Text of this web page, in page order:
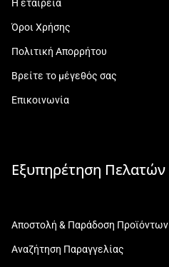
Η εταιρεία
Όροι Χρήσης
Πολιτική Απορρήτου
Βρείτε το μέγεθός σας
Επικοινωνία
Εξυπηρέτηση Πελατών
Αποστολή & Παράδοση Προϊόντων
Αναζήτηση Παραγγελίας